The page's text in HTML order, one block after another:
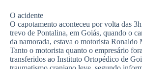
O acidente
O capotamento aconteceu por volta das
trevo de Pontalina, em Goiás, quando o
da namorada, estava o motorista
Tanto o motorista quanto o empresário
transferidos ao Instituto Ortopédico de